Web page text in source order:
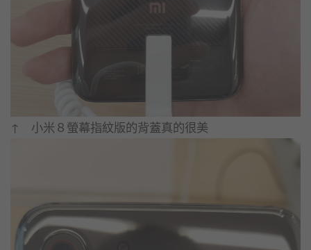
↑ 小米８螢幕指紋版的背蓋真的很美